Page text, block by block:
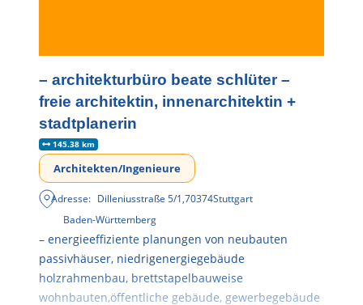
– architekturbüro beate schlüter –
freie architektin, innenarchitektin +
stadtplanerin
145.38 km
Architekten/Ingenieure
Adresse: Dilleniusstraße 5/1,70374Stuttgart
Baden-Württemberg
– energieeffiziente planungen von neubauten
passivhäuser, niedrigenergiegebäude
holzrahmenbau, brettstapelbauweise
wohnbauten,öffentliche gebäude, gewerbegebäude